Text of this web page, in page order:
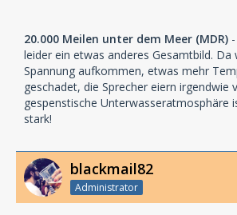
20.000 Meilen unter dem Meer (MDR)
leider ein etwas anderes Gesamtbild. Da
Spannung aufkommen, etwas mehr
geschadet, die Sprecher eiern irgendwie
gespenstische Unterwasseratmosphäre
stark!
blackmail82
Administrator